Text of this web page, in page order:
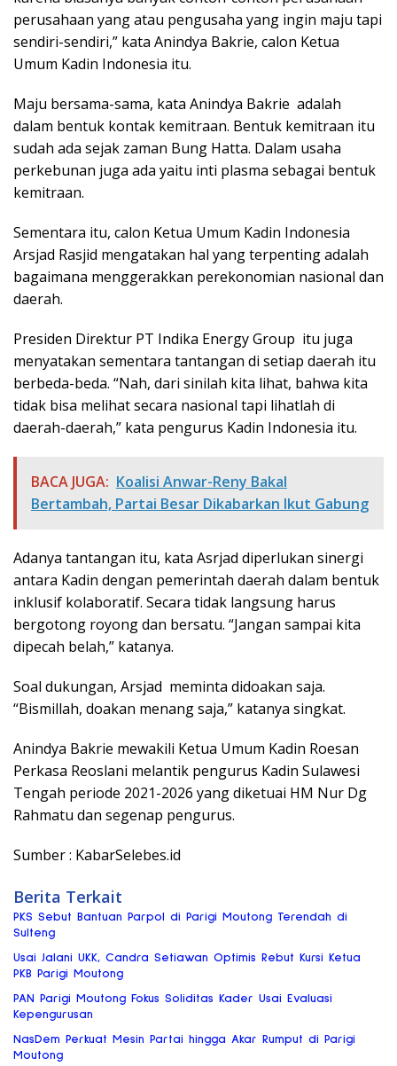
perusahaan yang atau pengusaha yang ingin maju tapi
sendiri-sendiri,” kata Anindya Bakrie, calon Ketua
Umum Kadin Indonesia itu.
Maju bersama-sama, kata Anindya Bakrie adalah
dalam bentuk kontak kemitraan. Bentuk kemitraan itu
sudah ada sejak zaman Bung Hatta. Dalam usaha
perkebunan juga ada yaitu inti plasma sebagai bentuk
kemitraan.
Sementara itu, calon Ketua Umum Kadin Indonesia
Arsjad Rasjid mengatakan hal yang terpenting adalah
bagaimana menggerakkan perekonomian nasional dan
daerah.
Presiden Direktur PT Indika Energy Group itu juga
menyatakan sementara tantangan di setiap daerah itu
berbeda-beda. “Nah, dari sinilah kita lihat, bahwa kita
tidak bisa melihat secara nasional tapi lihatlah di
daerah-daerah,” kata pengurus Kadin Indonesia itu.
BACA JUGA: Koalisi Anwar-Reny Bakal
Bertambah, Partai Besar Dikabarkan Ikut Gabung
Adanya tantangan itu, kata Asrjad diperlukan sinergi
antara Kadin dengan pemerintah daerah dalam bentuk
inklusif kolaboratif. Secara tidak langsung harus
bergotong royong dan bersatu. “Jangan sampai kita
dipecah belah,” katanya.
Soal dukungan, Arsjad meminta didoakan saja.
“Bismillah, doakan menang saja,” katanya singkat.
Anindya Bakrie mewakili Ketua Umum Kadin Roesan
Perkasa Reoslani melantik pengurus Kadin Sulawesi
Tengah periode 2021-2026 yang diketuai HM Nur Dg
Rahmatu dan segenap pengurus.
Sumber : KabarSelebes.id
Berita Terkait
PKS Sebut Bantuan Parpol di Parigi Moutong Terendah di
Sulteng
Usai Jalani UKK, Candra Setiawan Optimis Rebut Kursi Ketua
PKB Parigi Moutong
PAN Parigi Moutong Fokus Soliditas Kader Usai Evaluasi
Kepengurusan
NasDem Perkuat Mesin Partai hingga Akar Rumput di Parigi
Moutong